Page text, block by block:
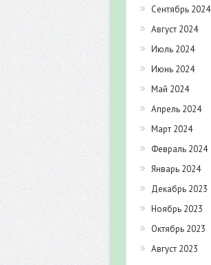
Сентябрь 2024
Август 2024
Июль 2024
Июнь 2024
Май 2024
Апрель 2024
Март 2024
Февраль 2024
Январь 2024
Декабрь 2023
Ноябрь 2023
Октябрь 2023
Август 2023